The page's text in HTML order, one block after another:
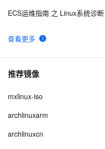
查看更多
ECS运维指南 之 Linux系统诊断
推荐镜像
mxlinux-iso
archlinuxarm
archlinuxcn